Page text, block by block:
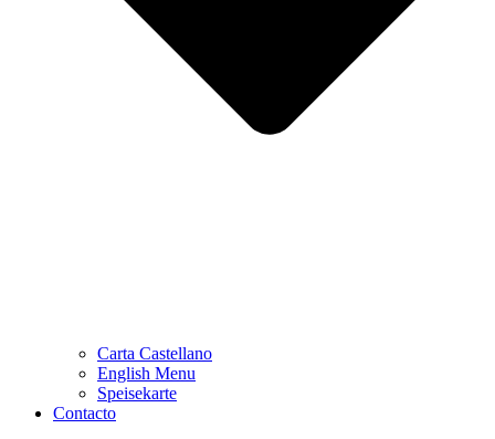
Carta Castellano
English Menu
Speisekarte
Contacto